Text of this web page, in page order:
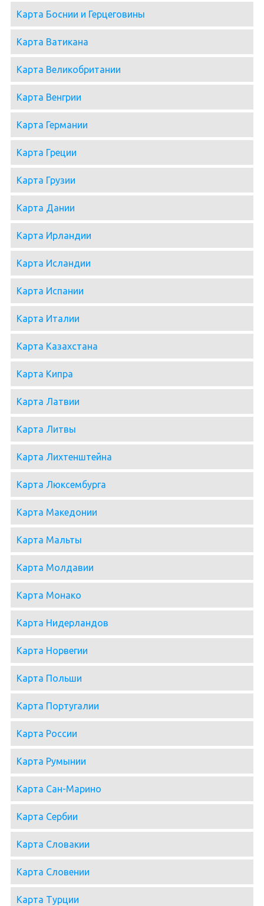
Карта Боснии и Герцеговины
Карта Ватикана
Карта Великобритании
Карта Венгрии
Карта Германии
Карта Греции
Карта Грузии
Карта Дании
Карта Ирландии
Карта Исландии
Карта Испании
Карта Италии
Карта Казахстана
Карта Кипра
Карта Латвии
Карта Литвы
Карта Лихтенштейна
Карта Люксембурга
Карта Македонии
Карта Мальты
Карта Молдавии
Карта Монако
Карта Нидерландов
Карта Норвегии
Карта Польши
Карта Португалии
Карта России
Карта Румынии
Карта Сан-Марино
Карта Сербии
Карта Словакии
Карта Словении
Карта Турции